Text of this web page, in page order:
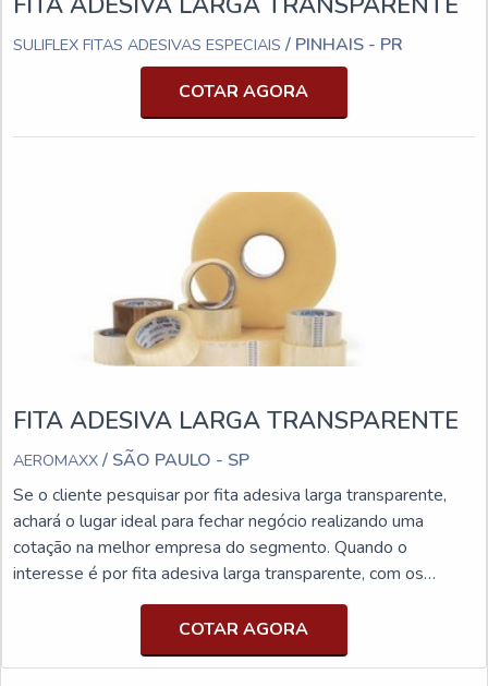
SULIFLEX FITAS ADESIVAS ESPECIAIS / PINHAIS - PR
COTAR AGORA
FITA ADESIVA LARGA TRANSPARENTE
AEROMAXX / SÃO PAULO - SP
Se o cliente pesquisar por fita adesiva larga transparente,
achará o lugar ideal para fechar negócio realizando uma
cotação na melhor empresa do segmento. Quando o
interesse é por fita adesiva larga transparente, com os
melhores profissionais da Aeromaxx o cliente obterá o
melhor em suprimentos industriais e excelente custo-
benefício.MAIS INFORMAÇÕES SOBRE A FITA ADESIVA
COTAR AGORA